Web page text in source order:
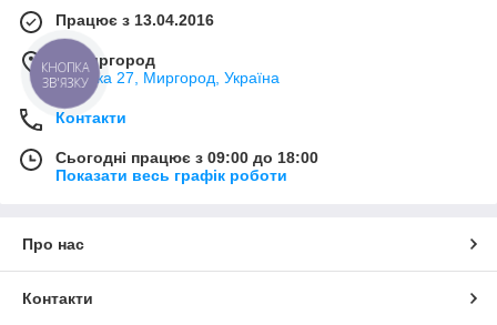
Працює з 13.04.2016
м. Миргород
Ткацька 27, Миргород, Україна
Контакти
Сьогодні працює з 09:00 до 18:00
Показати весь графік роботи
Про нас
Контакти
КНОПКА
ЗВ'ЯЗКУ